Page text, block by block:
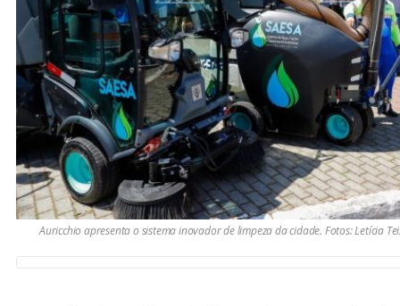
Auricchio apresenta o sistema inovador de limpeza da cidade. Fotos: Letícia